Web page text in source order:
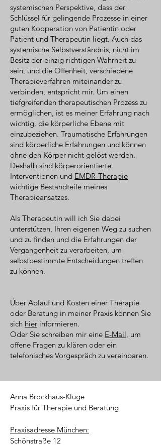
systemischen Perspektive, dass der
Schlüssel für gelingende Prozesse in einer
guten Kooperation von Patientin oder
Patient und Therapeutin liegt. Auch das
systemische Selbstverständnis, nicht im
Besitz der einzig richtigen Wahrheit zu
sein, und die Offenheit, verschiedene
Therapieverfahren miteinander zu
verbinden, entspricht mir. Um einen
tiefgreifenden therapeutischen Prozess zu
ermöglichen, ist es meiner Erfahrung nach
wichtig, die körperliche Ebene mit
einzubeziehen. Traumatische Erfahrungen
sind körperliche Erfahrungen und können
ohne den Körper nicht gelöst werden.
Deshalb sind körperorientierte
Interventionen und EMDR-Therapie
wichtige Bestandteile meines
Therapieansatzes.
Als Therapeutin will ich Sie dabei
unterstützen, Ihren eigenen Weg zu suchen
und zu finden und die Erfahrungen der
Vergangenheit zu verarbeiten, um
selbstbestimmte Entscheidungen treffen
zu können.
Über Ablauf und Kosten einer Therapie
oder Beratung in meiner Praxis können Sie
sich hier informieren.
Oder Sie schreiben mir eine E-Mail, um
offene Fragen zu klären oder ein
telefonisches Vorgespräch zu vereinbaren.
Anna Brockhaus-Kluge
Praxis für Therapie und Beratung
Praxisadresse München:
Schönstraße 12